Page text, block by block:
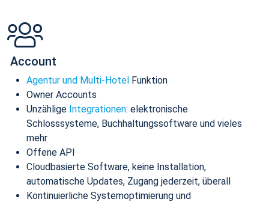
Account
Agentur und Multi-Hotel Funktion
Owner Accounts
Unzählige Integrationen: elektronische
Schlosssysteme, Buchhaltungssoftware und vieles
mehr
Offene API
Cloudbasierte Software, keine Installation,
automatische Updates, Zugang jederzeit, überall
Kontinuierliche Systemoptimierung und